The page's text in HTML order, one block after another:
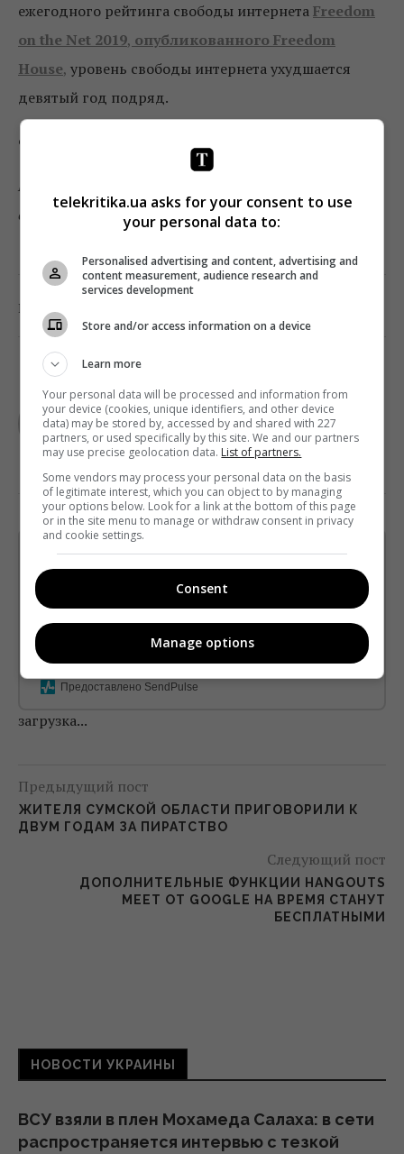
ежегодного рейтинга свободы интернетаFreedom
on the Net 2019, опубликованного Freedom
House, уровень свободы интернета ухудшается
девятый год подряд.
Фото: Freedom House
Подписывайтесь на «Телекритику»
в
Facebook!
Поделиться:
TELEKRITIKA
Щотижневий лист з найцікавішим.
Пишемо з любов'ю
Підпишіться ще раз, якщо не отримуєте від нас листи
*
Предоставлено SendPulse
загрузка...
Предыдущий пост
ЖИТЕЛЯ СУМСКОЙ ОБЛАСТИ ПРИГОВОРИЛИ К
ДВУМ ГОДАМ ЗА ПИРАТСТВО
Следующий пост
ДОПОЛНИТЕЛЬНЫЕ ФУНКЦИИ HANGOUTS
MEET ОТ GOOGLE НА ВРЕМЯ СТАНУТ
БЕСПЛАТНЫМИ
НОВОСТИ УКРАИНЫ
ВСУ взяли в плен Мохамеда Салаха: в сети
распространяется интервью с тезкой
telekritika.ua asks for your consent to use
your personal data to:
Personalised advertising and content, advertising and
content measurement, audience research and
services development
Store and/or access information on a device
Learn more
Your personal data will be processed and information from
your device (cookies, unique identifiers, and other device
data) may be stored by, accessed by and shared with 227
partners, or used specifically by this site. We and our partners
may use precise geolocation data. List of partners.
Some vendors may process your personal data on the basis
of legitimate interest, which you can object to by managing
your options below. Look for a link at the bottom of this page
or in the site menu to manage or withdraw consent in privacy
and cookie settings.
Consent
Manage options